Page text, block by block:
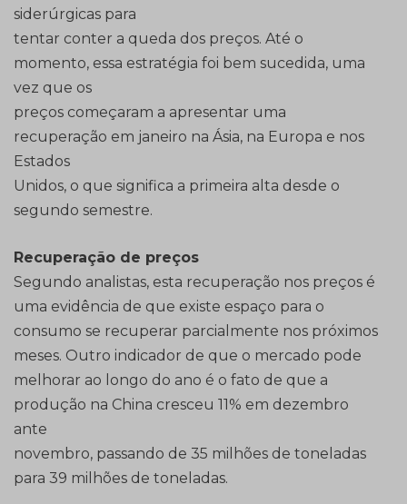
siderúrgicas para
tentar conter a queda dos preços. Até o
momento, essa estratégia foi bem sucedida, uma
vez que os
preços começaram a apresentar uma
recuperação em janeiro na Ásia, na Europa e nos
Estados
Unidos, o que significa a primeira alta desde o
segundo semestre.
Recuperação de preços
Segundo analistas, esta recuperação nos preços é
uma evidência de que existe espaço para o
consumo se recuperar parcialmente nos próximos
meses. Outro indicador de que o mercado pode
melhorar ao longo do ano é o fato de que a
produção na China cresceu 11% em dezembro
ante
novembro, passando de 35 milhões de toneladas
para 39 milhões de toneladas.